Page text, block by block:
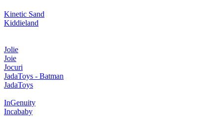
Kinetic Sand
Kiddieland
Jolie
Joie
Jocuri
JadaToys - Batman
JadaToys
InGenuity
Incababy